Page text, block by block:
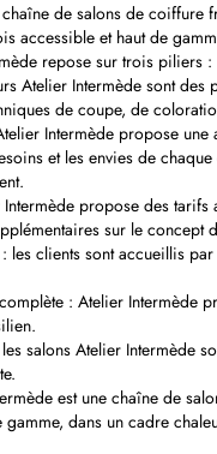
de salons de
accessible et haut de
repose sur trois piliers :
Atelier Intermède sont
de coupe, de
Intermède propose
et les envies de
propose des tarifs
sur le concept
les clients sont accueillis
: Atelier Intermède
salons Atelier Intermède
est une chaîne de
dans un cadre